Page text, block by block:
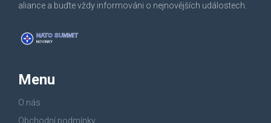
aliance a buďte vždy informováni o nejnovějších událostech.
Menu
O nás
Obchodní podmínky